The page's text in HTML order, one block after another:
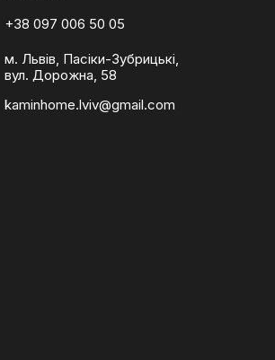
+38 097 006 50 05
м. Львів, Пасіки-Зубрицькі,
вул. Дорожна, 58
kaminhome.lviv@gmail.com